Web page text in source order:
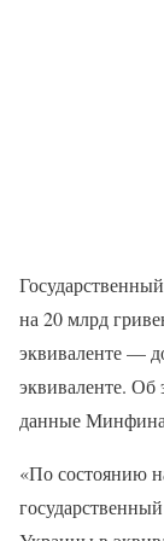
на 20 млрд
эквиваленте —
эквиваленте. Об
данные
«По состоянию